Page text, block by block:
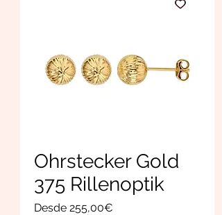
Ohrstecker Gold
375 Rillenoptik
Desde 255,00€